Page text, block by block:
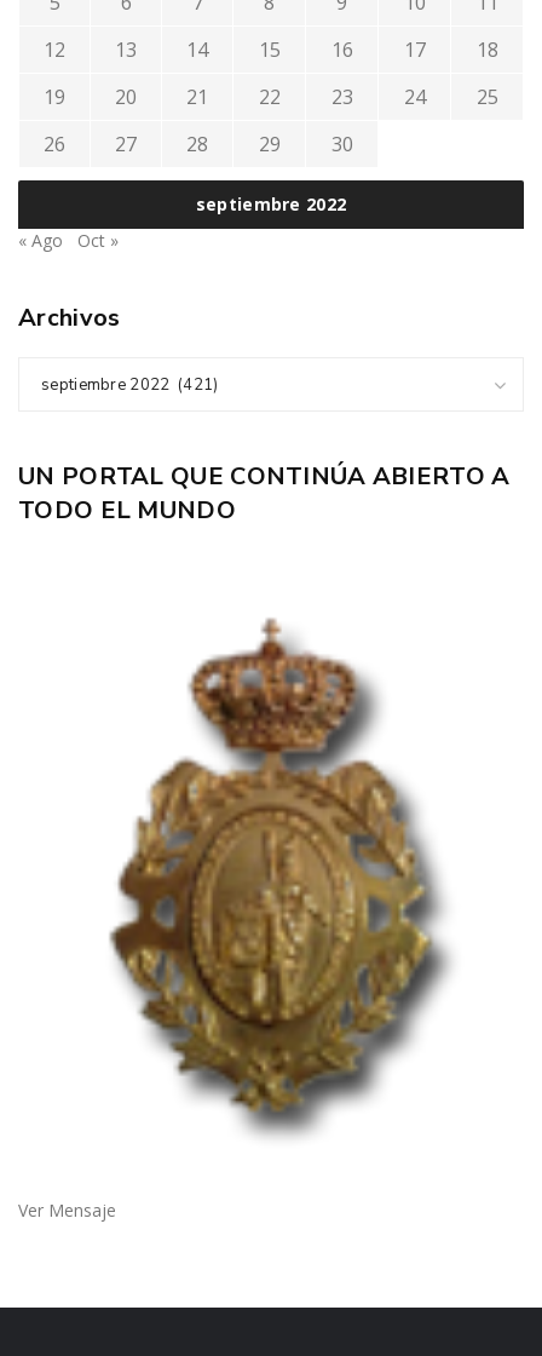
septiembre 2022
12
13 14 15 16 17
18
19
20 21 22 23 24
25
26
27 28 29 30
« Ago Oct »
Archivos
septiembre 2022 (421)
UN PORTAL QUE CONTINÚA ABIERTO A
TODO EL MUNDO
Ver Mensaje